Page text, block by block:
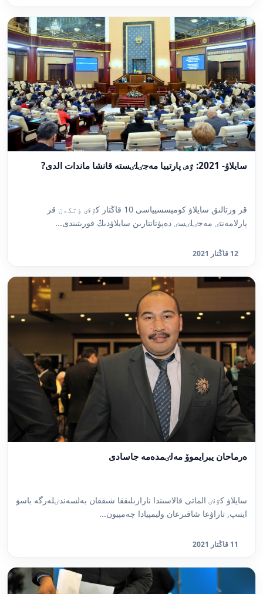
سايلاۋ- 2021: ٷش پارتييا مەجٸلٸستە قانشا ماندات الدى?
قر ورتالىق سايلاۋ كوميسسيياسى 10 قاڭتار كٷنٸ ٶتكەن قر
پارلامەنتٸ مەجٸلٸسٸ دەپۋتاتتارىن سايلاۋدىڭ قورىتىندى...
12 قاڭتار 2021
ەرماحان يبرايموۆ مەلٸمدەمە جاسادى
سايلاۋ كٷنٸ الماتى قالاسىندا نارازىلىققا شىققان بەلسەندٸلەرگە باسۋ
ايتىپ, تاراۋعا شاقىرعان وليمپيادا چەمپيون...
11 قاڭتار 2021